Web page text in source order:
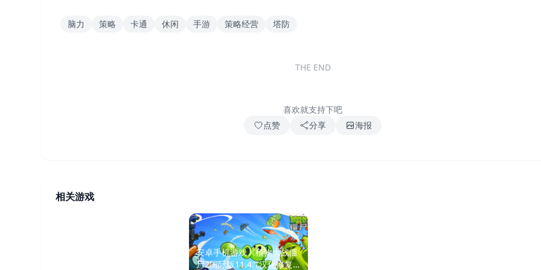
脑力 策略 卡通 休闲 手游 策略经营 塔防
THE END
喜欢就支持下吧
点赞
分享 海报
相关游戏
安卓手机游戏《植物大战僵
尸2国际版11.4.1汉化修复